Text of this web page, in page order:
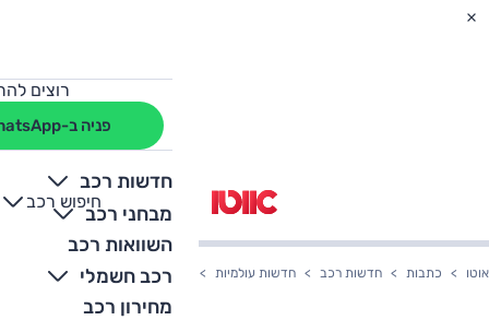
רוצים
פניה ב-WhatsApp
חדשות רכב
מבחני רכב
השוואות רכב
רכב חשמלי
מחירון רכב
חיפוש רכב
+
-
אוטו כתבות חדשות רכב חדשות עולמיות למבורגיני חשפה את האורוס החזק